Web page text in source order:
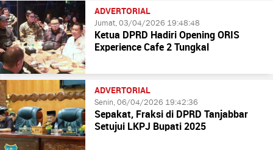
ADVERTORIAL
Jumat, 03/04/2026 19:48:48
Ketua DPRD Hadiri Opening ORIS
Experience Cafe 2 Tungkal
ADVERTORIAL
Senin, 06/04/2026 19:42:36
Sepakat, Fraksi di DPRD Tanjabbar
Setujui LKPJ Bupati 2025